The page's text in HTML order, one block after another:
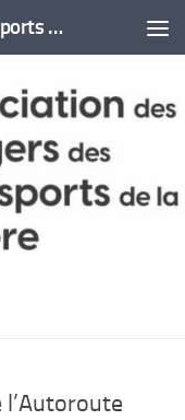
Association des Usagers des Transports de la Lozère (AUTL48)